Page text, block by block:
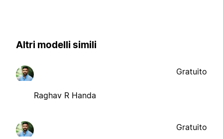
Altri modelli simili
Raghav R Handa
Gratuito
Gratuito